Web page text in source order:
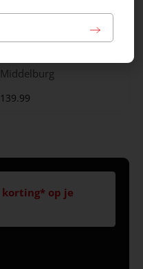
Middelburg
139.99
korting* op je